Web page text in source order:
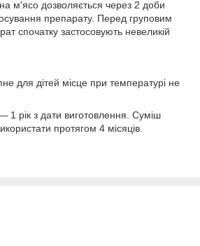
м'ясо дозволяється через 2 доби
препарату. Перед груповим
спочатку застосовують невеликій
для дітей місце при температурі не
1 рік з дати виготовлення. Суміш
протягом 4 місяців.